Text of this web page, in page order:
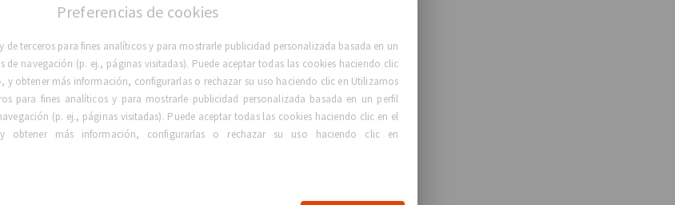
las mujeres que se enfrentan a esta batalla
brasileño
web!
Preferencias de cookies
de terceros para fines analíticos y para mostrarle publicidad personalizada basada en un
de navegación (p. ej., páginas visitadas). Puede aceptar todas las cookies haciendo clic
y obtener más información, configurarlas o rechazar su uso haciendo clic en Utilizamos
para fines analíticos y para mostrarle publicidad personalizada basada en un perfil
(p. ej., páginas visitadas). Puede aceptar todas las cookies haciendo clic en el
obtener más información, configurarlas o rechazar su uso haciendo clic en